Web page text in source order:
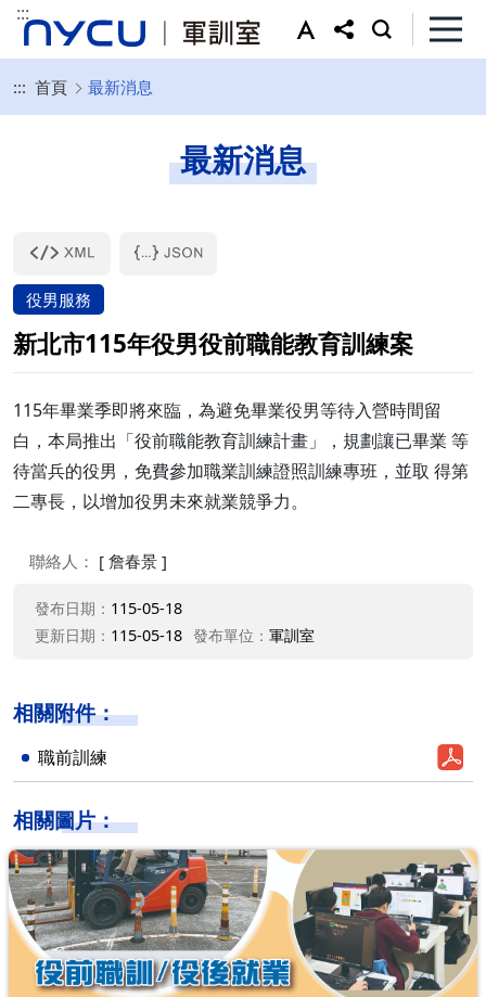
:::
::: 首頁 最新消息
最新消息
役男服務
新北市115年役男役前職能教育訓練案
115年畢業季即將來臨，為避免畢業役男等待入營時間留
白，本局推出「役前職能教育訓練計畫」，規劃讓已畢業 等
待當兵的役男，免費參加職業訓練證照訓練專班，並取 得第
二專長，以增加役男未來就業競爭力。
聯絡人： [ 詹春景 ]
發布日期： 115-05-18
更新日期： 115-05-18 發布單位： 軍訓室
相關附件：
職前訓練
相關圖片：